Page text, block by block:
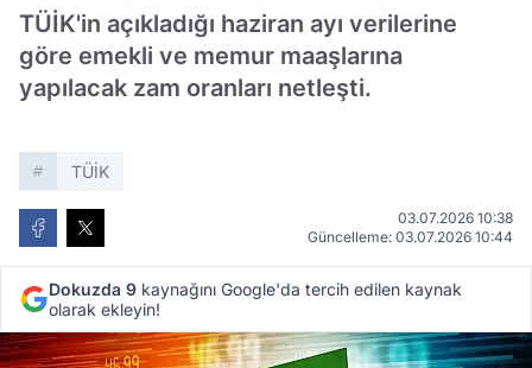
TÜİK'in açıkladığı haziran ayı verilerine
göre emekli ve memur maaşlarına
yapılacak zam oranları netleşti.
TÜİK
03.07.2026 10:38
Güncelleme: 03.07.2026 10:44
Dokuzda 9 kaynağını Google'da tercih edilen kaynak
olarak ekleyin!